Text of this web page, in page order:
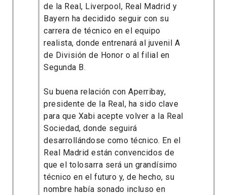
de la Real, Liverpool, Real Madrid y
Bayern ha decidido seguir con su
carrera de técnico en el equipo
realista, donde entrenará al juvenil A
de División de Honor o al filial en
Segunda B.
Su buena relación con Aperribay,
presidente de la Real, ha sido clave
para que Xabi acepte volver a la Real
Sociedad, donde seguirá
desarrollándose como técnico. En el
Real Madrid están convencidos de
que el tolosarra será un grandísimo
técnico en el futuro y, de hecho, su
nombre había sonado incluso en